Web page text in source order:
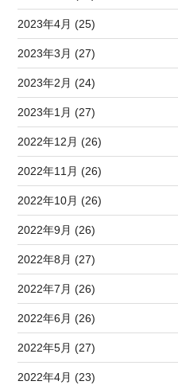
2023年4月 (25)
2023年3月 (27)
2023年2月 (24)
2023年1月 (27)
2022年12月 (26)
2022年11月 (26)
2022年10月 (26)
2022年9月 (26)
2022年8月 (27)
2022年7月 (26)
2022年6月 (26)
2022年5月 (27)
2022年4月 (23)